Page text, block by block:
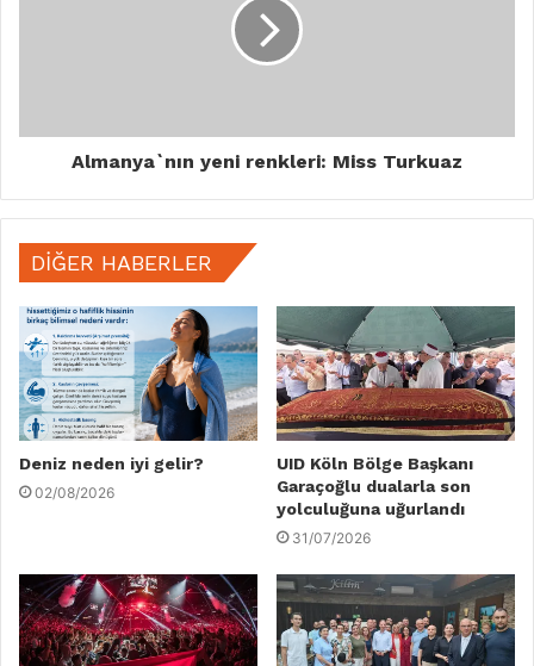
Almanya`nın yeni renkleri: Miss Turkuaz
DIĞER HABERLER
Deniz neden iyi gelir?
02/08/2026
UID Köln Bölge Başkanı
Garaçoğlu dualarla son
yolculuğuna uğurlandı
31/07/2026